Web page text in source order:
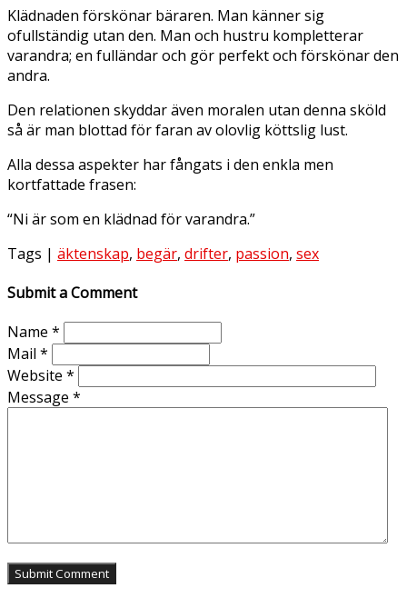
Klädnaden förskönar bäraren. Man känner sig
ofullständig utan den. Man och hustru kompletterar
varandra; en fulländar och gör perfekt och förskönar den
andra.
Den relationen skyddar även moralen utan denna sköld
så är man blottad för faran av olovlig köttslig lust.
Alla dessa aspekter har fångats i den enkla men
kortfattade frasen:
“Ni är som en klädnad för varandra.”
Tags | äktenskap, begär, drifter, passion, sex
Submit a Comment
Name *
Mail *
Website *
Message *